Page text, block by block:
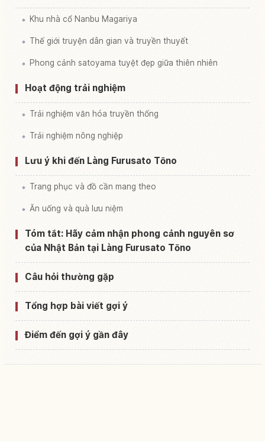
Khu nhà cổ Nanbu Magariya
Thế giới truyện dân gian và truyền thuyết
Phong cảnh satoyama tuyệt đẹp giữa thiên nhiên
Hoạt động trải nghiệm
Trải nghiệm văn hóa truyền thống
Trải nghiệm nông nghiệp
Lưu ý khi đến Làng Furusato Tōno
Trang phục và đồ cần mang theo
Ăn uống và quà lưu niệm
Tóm tắt: Hãy cảm nhận phong cảnh nguyên sơ
của Nhật Bản tại Làng Furusato Tōno
Câu hỏi thường gặp
Tổng hợp bài viết gợi ý
Điểm đến gợi ý gần đây